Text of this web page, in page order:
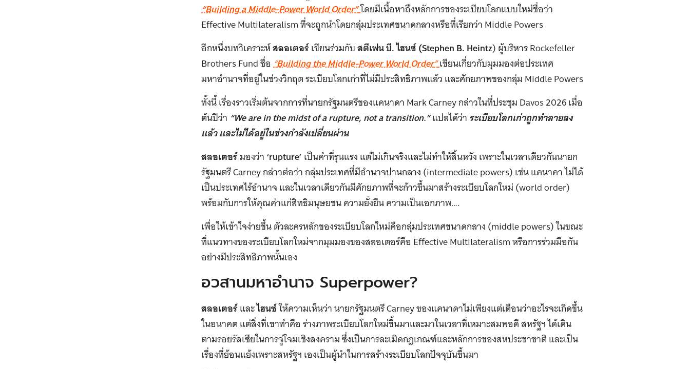
“Building a Middle-Power World Order”โดยมีเนื้อหาถึงหลักการของระเบียบโลกแบบใหม่ชื่อว่า
Effective Multilateralism ที่จะถูกนำโดยกลุ่มประเทศขนาดกลางหรือที่เรียกว่า Middle Powers
อีกหนึ่งบทวิเคราะห์สลอเตอร์เขียนร่วมกับสตีเฟน บี. ไฮนซ์(Stephen B. Heintz) ผู้บริหาร Rockefeller
Brothers Fund ชื่อ“Building the Middle-Power World Order”เขียนเกี่ยวกับมุมมองต่อประเทศ
มหาอำนาจที่อยู่ในช่วงวิกฤต ระเบียบโลกเก่าที่ไม่มีประสิทธิภาพแล้ว และศักยภาพของกลุ่ม Middle Powers
ทั้งนี้ เรื่องราวเริ่มต้นจากการที่นายกรัฐมนตรีของแคนาดา Mark Carney กล่าวในที่ประชุม Davos 2026 เมื่อ
ต้นปีว่า “We are in the midst of a rupture, not a transition.”แปลได้ว่า ระเบียบโลกเก่าถูกทำลายลง
แล้ว และไม่ได้อยู่ในช่วงกำลังเปลี่ยนผ่าน
สลอเตอร์มองว่า‘rupture’เป็นคำที่รุนแรง แต่ไม่เกินจริงและไม่ทำให้สิ้นหวัง เพราะในเวลาเดียวกันนายก
รัฐมนตรี Carney กล่าวต่อว่า กลุ่มประเทศที่มีอำนาจปานกลาง (intermediate powers) เช่น แคนาคา ไม่ได้
เป็นประเทศไร้อำนาจ และในเวลาเดียวกันมีศักยภาพที่จะก้าวขึ้นมาสร้างระเบียบโลกใหม่ (world order)
พร้อมกับการให้คุณค่าแก่สิทธิมนุษยชน ความยั่งยืน ความเป็นเอกภาพ….
เพื่อให้เข้าใจง่ายขึ้น ตัวละครหลักของระเบียบโลกใหม่คือกลุ่มประเทศขนาดกลาง (middle powers) ในขณะ
ที่แนวทางของระเบียบโลกใหม่จากมุมมองของสลอเตอร์คือ Effective Multilateralism หรือการร่วมมือกัน
อย่างมีประสิทธิภาพนั้นเอง
อวสานมหาอำนาจ Superpower?
สลอเตอร์และไฮนซ์ให้ความเห็นว่า นายกรัฐมนตรี Carney ของแคนาดาไม่เพียงแต่เตือนว่าอะไรจะเกิดขึ้น
ในอนาคต แต่สิ่งที่เขาทำคือ ร่างภาพระเบียบโลกใหม่ขึ้นมาและมาในเวลาที่เหมาะสมพอดี สหรัฐฯ ได้เดิน
ตามรอยรัสเซียในการจู่โจมเชิงสงคราม ซึ่งเป็นการละเมิดกฎเกณฑ์และหลักการของสหประชาชาติ และเป็น
เรื่องที่ย้อนแย้งเพราะสหรัฐฯ เองเป็นผู้นำในการสร้างระเบียบโลกปัจจุบันขึ้นมา